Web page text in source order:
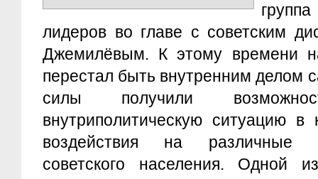
лидеров во главе с советским
Джемилёвым. К этому времени
перестал быть внутренним делом
силы получили
внутриполитическую ситуацию
воздействия на различные
советского населения. Одной